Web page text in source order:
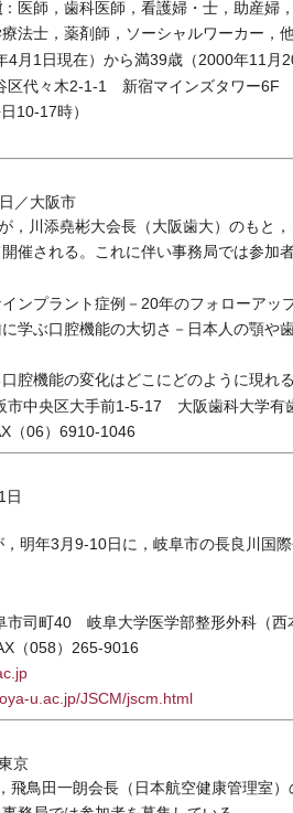
：医師，歯科医師，看護婦・士，助産
法士，薬剤師，ソーシャルワーカー，
4月1日現在）から満39歳（2000年11月
代々木2-1-1 新宿マインズタワー6F
10-17時）
／大阪市
，川添堯彬大会長（大阪歯大）のもと
催される。これに伴い事務局では参加
インプラント症例－20年のフォローア
に学ぶ口腔機能の大切さ－日本人の顎
口腔機能の変化はどこにどのように現れ
中央区大手前1-5-17 大阪歯科大学有
（06）6910-1046
日
明年3月9-10日に，岐阜市の長良川国
司町40 岐阜大学医学部整形外科（西
（058）265-9016
u.ac.jp/JSCM/jscm.html
京
鳥田一朗会長（日本航空健康管理室